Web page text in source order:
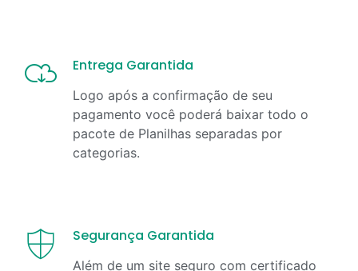
Entrega Garantida
Logo após a confirmação de seu
pagamento você poderá baixar todo o
pacote de Planilhas separadas por
categorias.
Segurança Garantida
Além de um site seguro com certificado